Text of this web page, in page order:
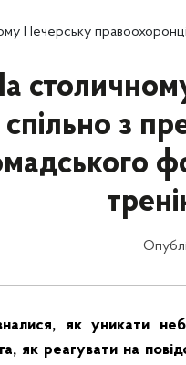
з представниками об’єднаного громадського формування провели для дітей тренінг з мінної
спільно з
як уникати
як реагувати на